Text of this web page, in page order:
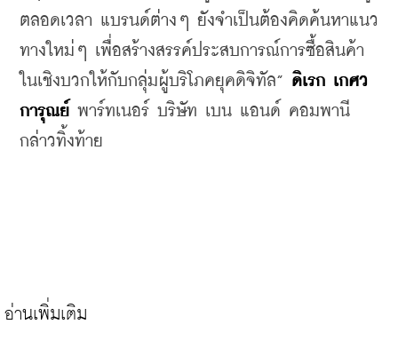
ตลอดเวลา แบรนด์ต่างๆ ยังจำเป็นต้องคิดค้นหาแนว
ทางใหม่ๆ เพื่อสร้างสรรค์ประสบการณ์การซื้อสินค้า
ในเชิงบวกให้กับกลุ่มผู้บริโภคยุคดิจิทัล” ดิเรก เกศว
การุณย์ พาร์ทเนอร์ บริษัท เบน แอนด์ คอมพานี
กล่าวทิ้งท้าย